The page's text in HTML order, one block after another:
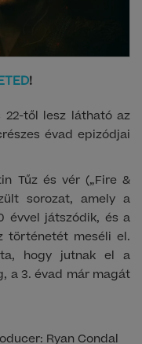
!
22-től lesz látható az
évad epizódjai
Tűz és vér („Fire &
sorozat, amely a
évvel játszódik, és a
történetét meséli el.
hogy jutnak el a
a 3. évad már magát
Ryan Condal